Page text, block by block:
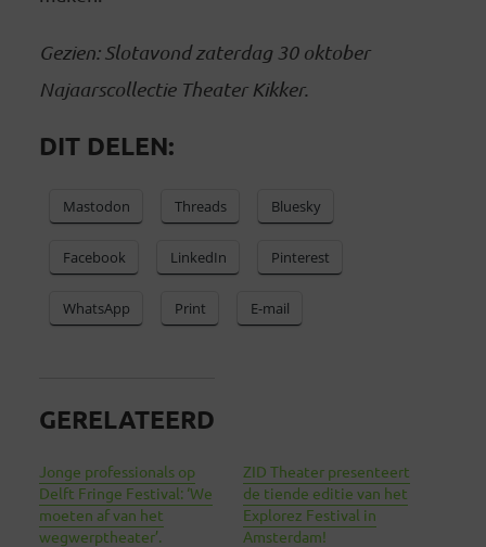
Gezien: Slotavond zaterdag 30 oktober
Najaarscollectie Theater Kikker.
DIT DELEN:
Mastodon Threads Bluesky
Facebook LinkedIn Pinterest
WhatsApp Print E-mail
GERELATEERD
Jonge professionals op
Delft Fringe Festival: ‘We
moeten af van het
wegwerptheater’.
ZID Theater presenteert
de tiende editie van het
Explorez Festival in
Amsterdam!